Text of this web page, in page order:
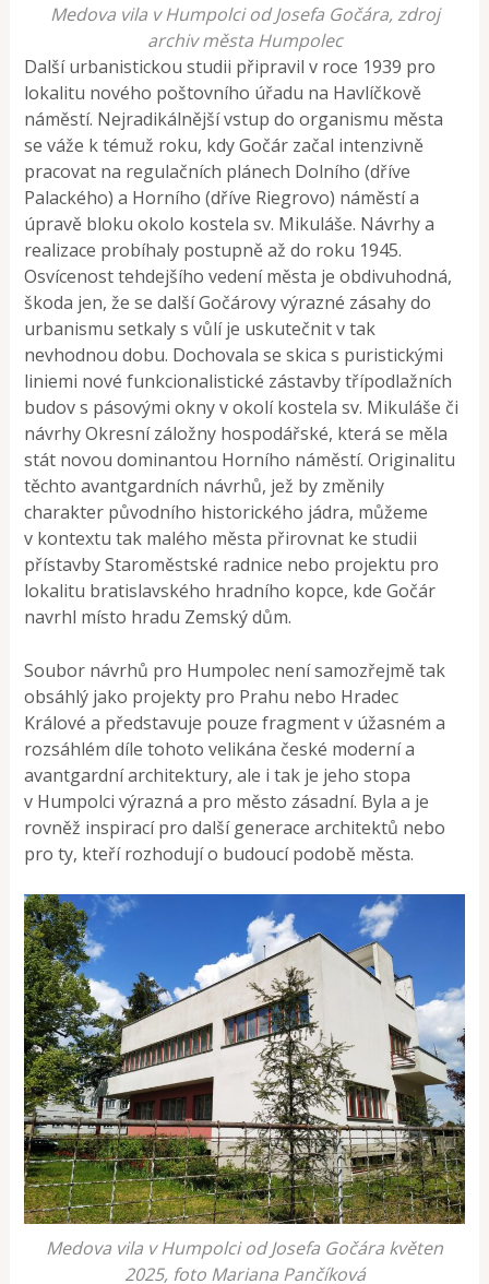
Medova vila v Humpolci od Josefa Gočára, zdroj
archiv města Humpolec
Další urbanistickou studii připravil v roce 1939 pro
lokalitu nového poštovního úřadu na Havlíčkově
náměstí. Nejradikálnější vstup do organismu města
se váže k témuž roku, kdy Gočár začal intenzivně
pracovat na regulačních plánech Dolního (dříve
Palackého) a Horního (dříve Riegrovo) náměstí a
úpravě bloku okolo kostela sv. Mikuláše. Návrhy a
realizace probíhaly postupně až do roku 1945.
Osvícenost tehdejšího vedení města je obdivuhodná,
škoda jen, že se další Gočárovy výrazné zásahy do
urbanismu setkaly s vůlí je uskutečnit v tak
nevhodnou dobu. Dochovala se skica s puristickými
liniemi nové funkcionalistické zástavby třípodlažních
budov s pásovými okny v okolí kostela sv. Mikuláše či
návrhy Okresní záložny hospodářské, která se měla
stát novou dominantou Horního náměstí. Originalitu
těchto avantgardních návrhů, jež by změnily
charakter původního historického jádra, můžeme
v kontextu tak malého města přirovnat ke studii
přístavby Staroměstské radnice nebo projektu pro
lokalitu bratislavského hradního kopce, kde Gočár
navrhl místo hradu Zemský dům.
Soubor návrhů pro Humpolec není samozřejmě tak
obsáhlý jako projekty pro Prahu nebo Hradec
Králové a představuje pouze fragment v úžasném a
rozsáhlém díle tohoto velikána české moderní a
avantgardní architektury, ale i tak je jeho stopa
v Humpolci výrazná a pro město zásadní. Byla a je
rovněž inspirací pro další generace architektů nebo
pro ty, kteří rozhodují o budoucí podobě města.
Medova vila v Humpolci od Josefa Gočára květen
2025, foto Mariana Pančíková